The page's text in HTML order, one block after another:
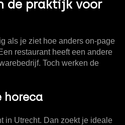
de praktijk voor
als je ziet hoe anders on-page
restaurant heeft een andere
Toch werken de
horeca
in Utrecht. Dan zoekt je ideale